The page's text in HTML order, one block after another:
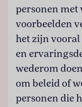
personen met
voorbeelden
het zijn vooral
en
wederom
om beleid of
personen die